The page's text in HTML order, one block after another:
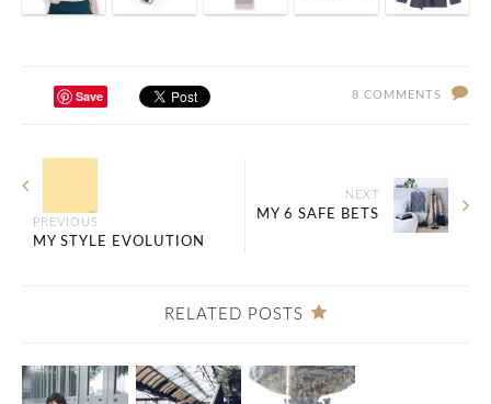
Save 8 COMMENTS
PREVIOUS
MY STYLE EVOLUTION
NEXT
MY 6 SAFE BETS
RELATED POSTS